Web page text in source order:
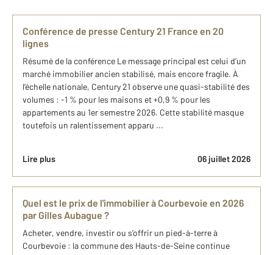
Conférence de presse Century 21 France en 20
lignes
Résumé de la conférence Le message principal est celui d’un
marché immobilier ancien stabilisé, mais encore fragile. À
l’échelle nationale, Century 21 observe une quasi-stabilité des
volumes : -1 % pour les maisons et +0,9 % pour les
appartements au 1er semestre 2026. Cette stabilité masque
toutefois un ralentissement apparu ...
Lire plus 06 juillet 2026
Quel est le prix de l'immobilier à Courbevoie en 2026
par Gilles Aubague ?
Acheter, vendre, investir ou s’offrir un pied-à-terre à
Courbevoie : la commune des Hauts-de-Seine continue